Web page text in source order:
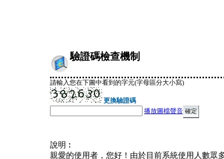
驗證碼檢查機制
請輸入您在下圖中看到的字元(字母區分大小寫)
更換驗證碼
播放圖檔聲音
說明︰
親愛的使用者，您好！由於目前系統使用人數眾